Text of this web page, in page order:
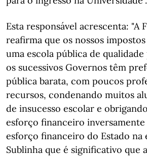
Esta responsável acrescenta: "A
reafirma que os nossos
uma escola pública de
os sucessivos Governos têm
pública barata, com poucos
recursos, condenando muitos
de insucesso escolar e
esforço financeiro
esforço financeiro do Estado na
Sublinha que é significativo que